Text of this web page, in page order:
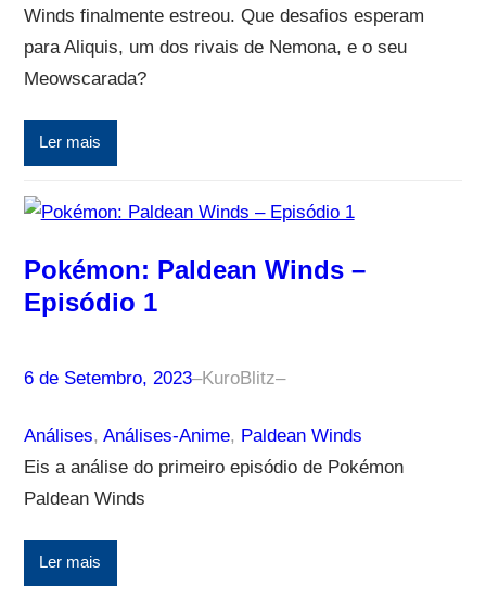
Winds finalmente estreou. Que desafios esperam
para Aliquis, um dos rivais de Nemona, e o seu
Meowscarada?
Ler mais
Pokémon: Paldean Winds –
Episódio 1
6 de Setembro, 2023–KuroBlitz–
Análises, Análises-Anime, Paldean Winds
Eis a análise do primeiro episódio de Pokémon
Paldean Winds
Ler mais